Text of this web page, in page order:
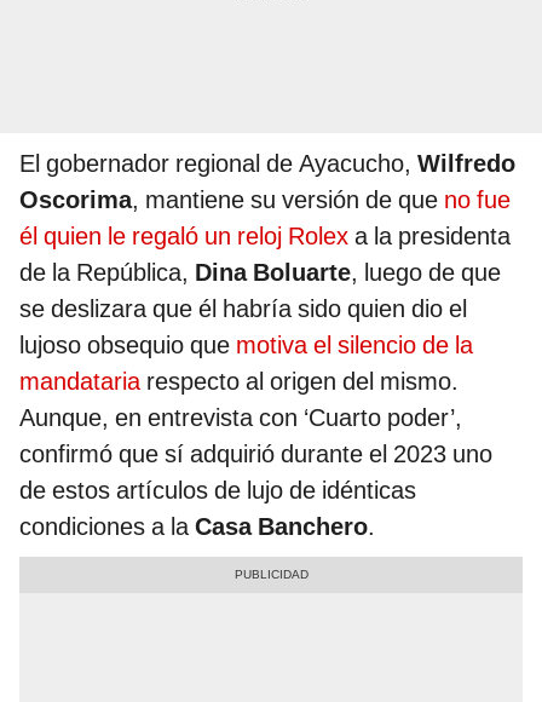
El gobernador regional de Ayacucho, Wilfredo
Oscorima, mantiene su versión de que no fue
él quien le regaló un reloj Rolex a la presidenta
de la República, Dina Boluarte, luego de que
se deslizara que él habría sido quien dio el
lujoso obsequio que motiva el silencio de la
mandatariarespecto al origen del mismo.
Aunque, en entrevista con ‘Cuarto poder’,
confirmó que sí adquirió durante el 2023 uno
de estos artículos de lujo de idénticas
condiciones a laCasa Banchero.